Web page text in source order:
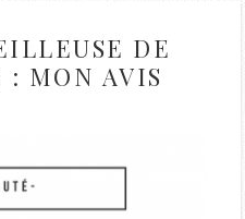
DE
: MON AVIS